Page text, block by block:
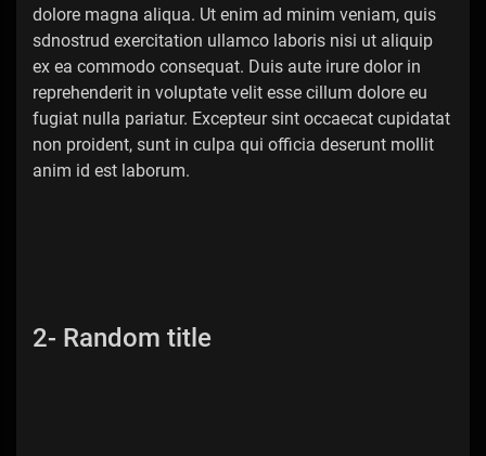
dolore magna aliqua. Ut enim ad minim veniam, quis
sdnostrud exercitation ullamco laboris nisi ut aliquip
ex ea commodo consequat. Duis aute irure dolor in
reprehenderit in voluptate velit esse cillum dolore eu
fugiat nulla pariatur. Excepteur sint occaecat cupidatat
non proident, sunt in culpa qui officia deserunt mollit
anim id est laborum.
2- Random title